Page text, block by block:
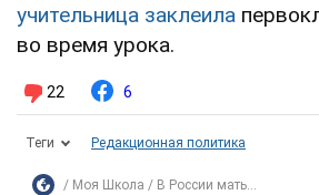
учительница заклеила
во время урока.
22 6
Теги Редакционная политика
Моя Школа В России мать...